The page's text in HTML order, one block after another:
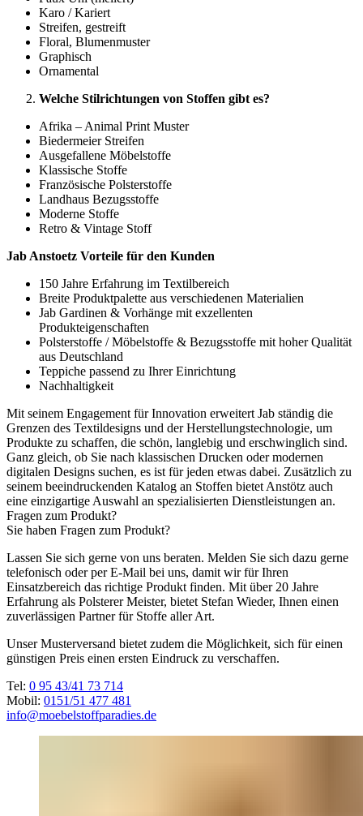
Karo / Kariert
Streifen, gestreift
Floral, Blumenmuster
Graphisch
Ornamental
Welche Stilrichtungen von Stoffen gibt es?
Afrika – Animal Print Muster
Biedermeier Streifen
Ausgefallene Möbelstoffe
Klassische Stoffe
Französische Polsterstoffe
Landhaus Bezugsstoffe
Moderne Stoffe
Retro & Vintage Stoff
Jab Anstoetz Vorteile für den Kunden
150 Jahre Erfahrung im Textilbereich
Breite Produktpalette aus verschiedenen Materialien
Jab Gardinen & Vorhänge mit exzellenten
Produkteigenschaften
Polsterstoffe / Möbelstoffe & Bezugsstoffe mit hoher Qualität
aus Deutschland
Teppiche passend zu Ihrer Einrichtung
Nachhaltigkeit
Mit seinem Engagement für Innovation erweitert Jab ständig die
Grenzen des Textildesigns und der Herstellungstechnologie, um
Produkte zu schaffen, die schön, langlebig und erschwinglich sind.
Ganz gleich, ob Sie nach klassischen Drucken oder modernen
digitalen Designs suchen, es ist für jeden etwas dabei. Zusätzlich zu
seinem beeindruckenden Katalog an Stoffen bietet Anstötz auch
eine einzigartige Auswahl an spezialisierten Dienstleistungen an.
Fragen zum Produkt?
Sie haben Fragen zum Produkt?
Lassen Sie sich gerne von uns beraten. Melden Sie sich dazu gerne
telefonisch oder per E-Mail bei uns, damit wir für Ihren
Einsatzbereich das richtige Produkt finden. Mit über 20 Jahre
Erfahrung als Polsterer Meister, bietet Stefan Wieder, Ihnen einen
zuverlässigen Partner für Stoffe aller Art.
Unser Musterversand bietet zudem die Möglichkeit, sich für einen
günstigen Preis einen ersten Eindruck zu verschaffen.
Tel: 0 95 43/41 73 714
Mobil: 0151/51 477 481
info@moebelstoffparadies.de